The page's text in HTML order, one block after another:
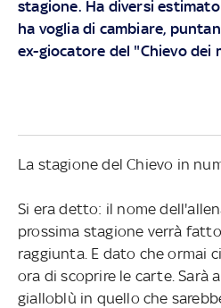
stagione. Ha diversi
ha voglia di cambiare,
ex-giocatore del "Chievo dei
La stagione del Chievo in
Si era detto: il nome
prossima stagione verrà
raggiunta. E dato che ormai
ora di scoprire le carte. Sarà
gialloblù in quello che